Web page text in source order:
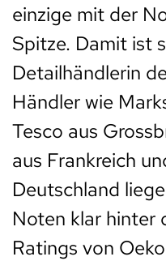
einzige mit der
Spitze. Damit ist
Detailhändlerin
Händler wie
Tesco aus
aus Frankreich
Deutschland
Noten klar hinter
Ratings von